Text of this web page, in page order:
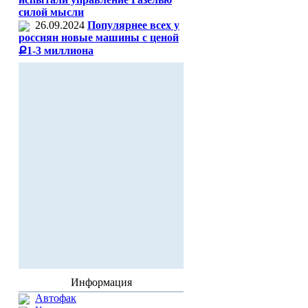
силой мысли
26.09.2024 Популярнее всех у
россиян новые машины с ценой
Ք1-3 миллиона
Информация
Автофак